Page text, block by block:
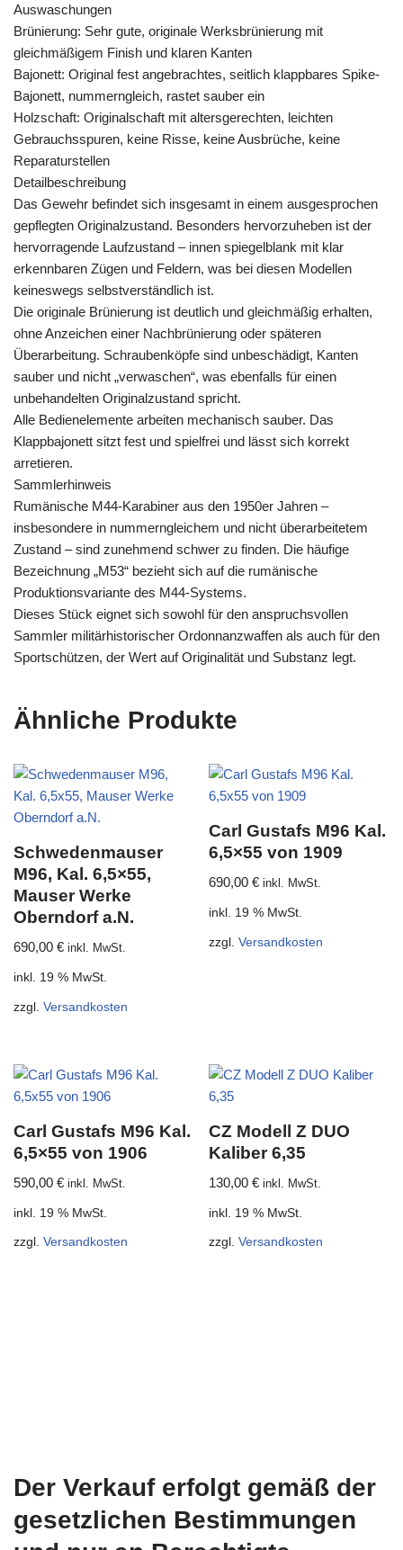
Auswaschungen
Brünierung: Sehr gute, originale Werksbrünierung mit
gleichmäßigem Finish und klaren Kanten
Bajonett: Original fest angebrachtes, seitlich klappbares Spike-
Bajonett, nummerngleich, rastet sauber ein
Holzschaft: Originalschaft mit altersgerechten, leichten
Gebrauchsspuren, keine Risse, keine Ausbrüche, keine
Reparaturstellen
Detailbeschreibung
Das Gewehr befindet sich insgesamt in einem ausgesprochen
gepflegten Originalzustand. Besonders hervorzuheben ist der
hervorragende Laufzustand – innen spiegelblank mit klar
erkennbaren Zügen und Feldern, was bei diesen Modellen
keineswegs selbstverständlich ist.
Die originale Brünierung ist deutlich und gleichmäßig erhalten,
ohne Anzeichen einer Nachbrünierung oder späteren
Überarbeitung. Schraubenköpfe sind unbeschädigt, Kanten
sauber und nicht „verwaschen“, was ebenfalls für einen
unbehandelten Originalzustand spricht.
Alle Bedienelemente arbeiten mechanisch sauber. Das
Klappbajonett sitzt fest und spielfrei und lässt sich korrekt
arretieren.
Sammlerhinweis
Rumänische M44‑Karabiner aus den 1950er Jahren –
insbesondere in nummerngleichem und nicht überarbeitetem
Zustand – sind zunehmend schwer zu finden. Die häufige
Bezeichnung „M53“ bezieht sich auf die rumänische
Produktionsvariante des M44‑Systems.
Dieses Stück eignet sich sowohl für den anspruchsvollen
Sammler militärhistorischer Ordonnanzwaffen als auch für den
Sportschützen, der Wert auf Originalität und Substanz legt.
Ähnliche Produkte
Schwedenmauser
M96, Kal. 6,5×55,
Mauser Werke
Oberndorf a.N.
690,00 € inkl. MwSt.
inkl. 19 % MwSt.
zzgl. Versandkosten
Carl Gustafs M96 Kal.
6,5×55 von 1909
690,00€ inkl. MwSt.
inkl. 19 % MwSt.
zzgl.Versandkosten
Carl Gustafs M96 Kal.
6,5×55 von 1906
590,00 € inkl. MwSt.
inkl. 19 % MwSt.
zzgl. Versandkosten
CZ Modell Z DUO
Kaliber 6,35
130,00€ inkl. MwSt.
inkl. 19 % MwSt.
zzgl.Versandkosten
Der Verkauf erfolgt gemäß der
gesetzlichen Bestimmungen